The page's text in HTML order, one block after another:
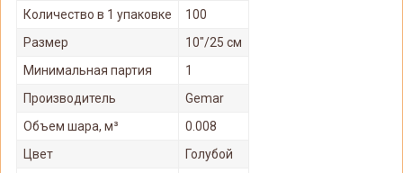
Количество в 1 упаковке
100
Размер
10"/25 см
Минимальная партия
1
Производитель
Gemar
Объем шара, м³
0.008
Цвет
Голубой